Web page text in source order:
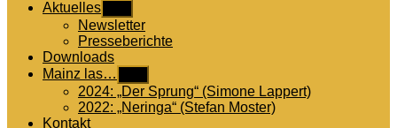
Aktuelles
anzeigen
Newsletter
Presseberichte
Downloads
Mainz las…
anzeigen
2024: „Der Sprung“ (Simone Lappert)
2022: „Neringa“ (Stefan Moster)
Kontakt